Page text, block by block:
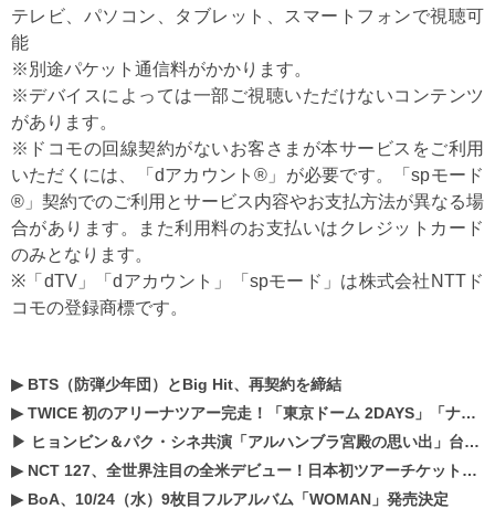
テレビ、パソコン、タブレット、スマートフォンで視聴可
能
※別途パケット通信料がかかります。
※デバイスによっては一部ご視聴いただけないコンテンツ
があります。
※ドコモの回線契約がないお客さまが本サービスをご利用
いただくには、「dアカウント®」が必要です。「spモード
®」契約でのご利用とサービス内容やお支払方法が異なる場
合があります。また利用料のお支払いはクレジットカード
のみとなります。
※「dTV」「dアカウント」「spモード」は株式会社NTTド
コモの登録商標です。
▶ BTS（防弾少年団）とBig Hit、再契約を締結
▶TWICE 初のアリーナツアー完走！「東京ドーム 2DAYS」「ナゴヤドーム1DAY」「京セラドーム1DAY」2019年ドームツアー開催決定！！
▶ ヒョンビン＆パク・シネ共演「アルハンブラ宮殿の思い出」台本読み現場を公開
▶ NCT 127、全世界注目の全米デビュー！日本初ツアーチケットが早くもプレミア化！？
▶ BoA、10/24（水）9枚目フルアルバム「WOMAN」発売決定